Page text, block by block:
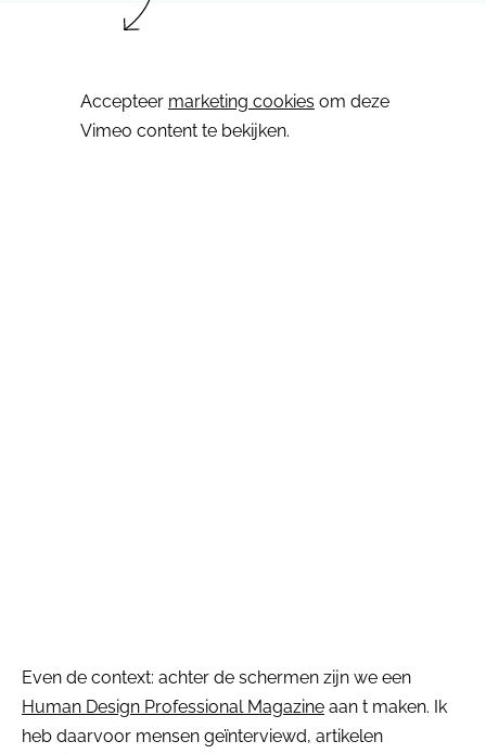
⋯
Accepteer marketing cookies om deze
Vimeo content te bekijken.
Even de context: achter de schermen zijn we een
Human Design Professional Magazine aan t maken. Ik
heb daarvoor mensen geïnterviewd, artikelen